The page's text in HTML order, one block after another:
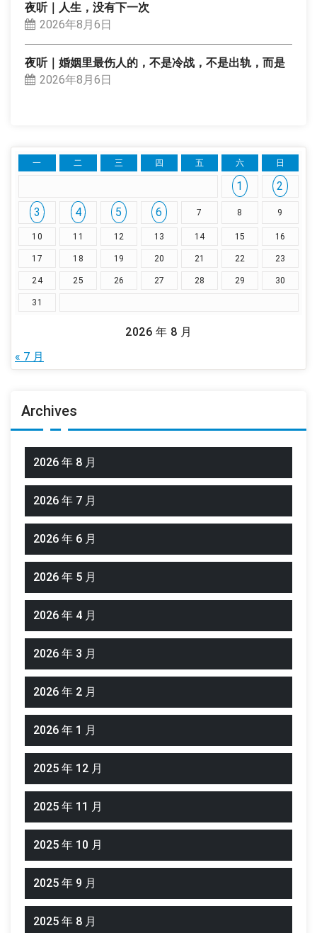
夜听｜人生，没有下一次
2026年8月6日
夜听｜婚姻里最伤人的，不是冷战，不是出轨，而是
2026年8月6日
2026 年 8 月
一 二 三 四 五 六 日
1
2
3
4 5 6 7 8 9
10 11 12 13 14 15 16
17 18 19 20 21 22 23
24 25 26 27 28 29 30
31
« 7 月
Archives
2026 年 8 月
2026 年 7 月
2026 年 6 月
2026 年 5 月
2026 年 4 月
2026 年 3 月
2026 年 2 月
2026 年 1 月
2025 年 12 月
2025 年 11 月
2025 年 10 月
2025 年 9 月
2025 年 8 月